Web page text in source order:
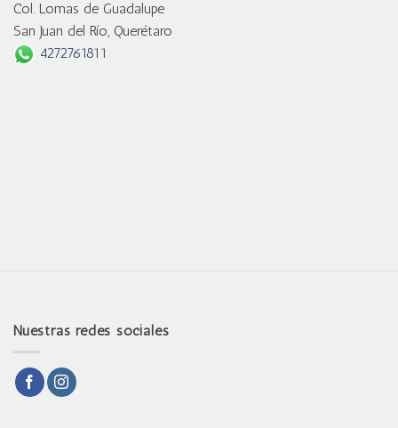
Col. Lomas de Guadalupe
San Juan del Río, Querétaro
4272761811
Nuestras redes sociales